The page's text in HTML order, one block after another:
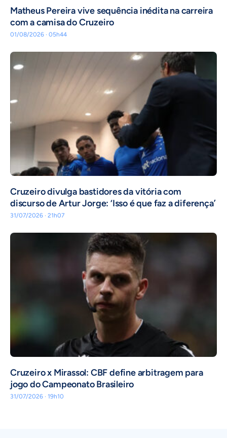
Matheus Pereira vive sequência inédita na carreira
com a camisa do Cruzeiro
01/08/2026 · 05h44
Cruzeiro divulga bastidores da vitória com
discurso de Artur Jorge: ‘Isso é que faz a diferença’
31/07/2026 · 21h07
Cruzeiro x Mirassol: CBF define arbitragem para
jogo do Campeonato Brasileiro
31/07/2026 · 19h10